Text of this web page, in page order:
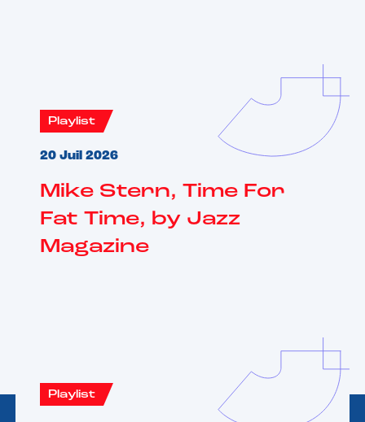
Playlist
20 Juil 2026
Mike Stern, Time For
Fat Time, by Jazz
Magazine
Playlist